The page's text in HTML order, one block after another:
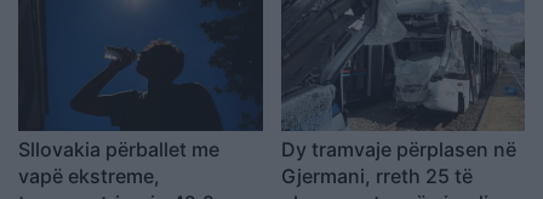
Sllovakia përballet me
vapë ekstreme,
Dy tramvaje përplasen në
Gjermani, rreth 25 të